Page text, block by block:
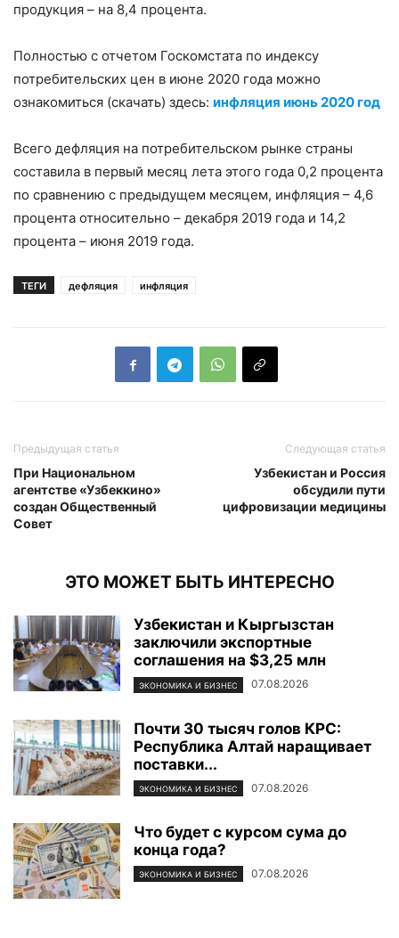
продукция – на 8,4 процента.
Полностью с отчетом Госкомстата по индексу
потребительских цен в июне 2020 года можно
ознакомиться (скачать) здесь: инфляция июнь 2020 год
Всего дефляция на потребительском рынке страны
составила в первый месяц лета этого года 0,2 процента
по сравнению с предыдущем месяцем, инфляция – 4,6
процента относительно – декабря 2019 года и 14,2
процента – июня 2019 года.
ТЕГИ дефляция инфляция
Предыдущая статья
При Национальном
агентстве «Узбеккино»
создан Общественный
Совет
Следующая статья
Узбекистан и Россия
обсудили пути
цифровизации медицины
ЭТО МОЖЕТ БЫТЬ ИНТЕРЕСНО
Узбекистан и Кыргызстан
заключили экспортные
соглашения на $3,25 млн
ЭКОНОМИКА И БИЗНЕС 07.08.2026
Почти 30 тысяч голов КРС:
Республика Алтай наращивает
поставки...
ЭКОНОМИКА И БИЗНЕС 07.08.2026
Что будет с курсом сума до
конца года?
ЭКОНОМИКА И БИЗНЕС 07.08.2026